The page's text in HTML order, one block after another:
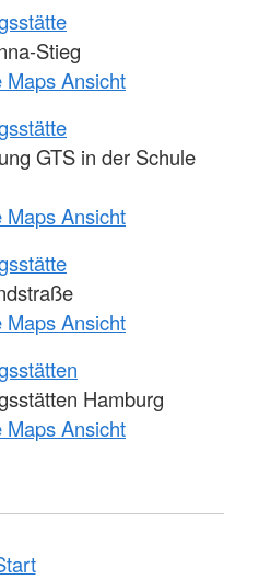
Stieg
Maps Ansicht
GTS in der Schule
Maps Ansicht
Maps Ansicht
Hamburg
Maps Ansicht